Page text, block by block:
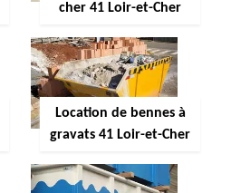
cher 41 Loir-et-Cher
Location de bennes à
gravats 41 Loir-et-Cher